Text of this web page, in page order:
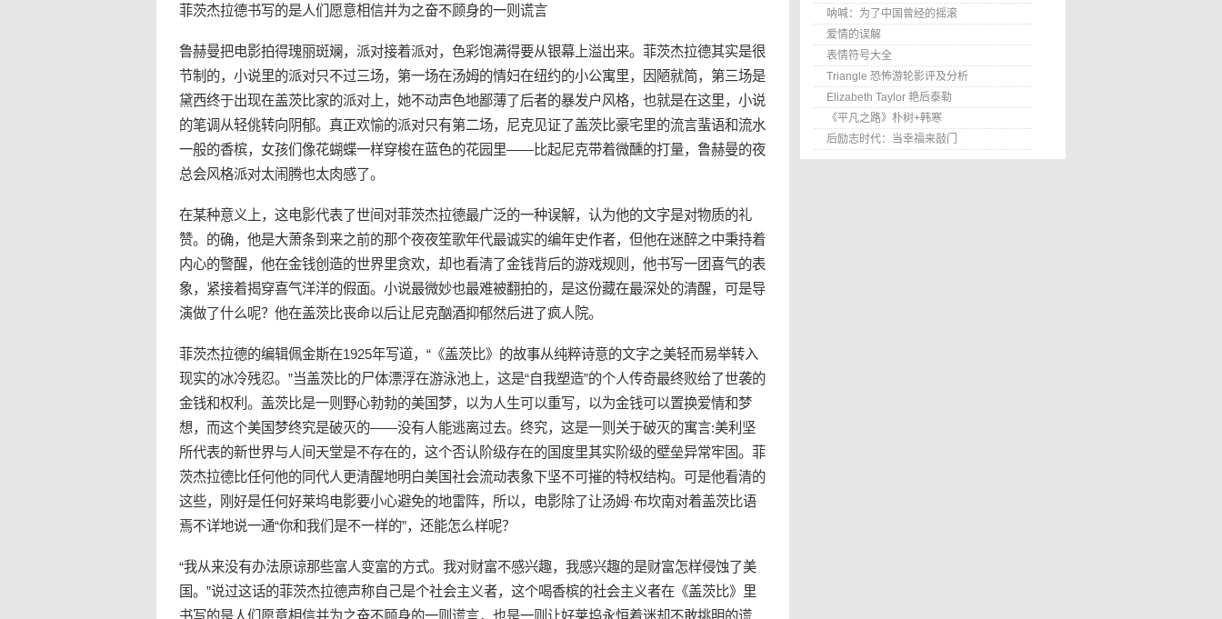
菲茨杰拉德书写的是人们愿意相信并为之奋不顾身的一则谎言
鲁赫曼把电影拍得瑰丽斑斓，派对接着派对，色彩饱满得要从银幕上溢出来。菲茨杰拉德其实是很
节制的，小说里的派对只不过三场，第一场在汤姆的情妇在纽约的小公寓里，因陋就简，第三场是
黛西终于出现在盖茨比家的派对上，她不动声色地鄙薄了后者的暴发户风格，也就是在这里，小说
的笔调从轻佻转向阴郁。真正欢愉的派对只有第二场，尼克见证了盖茨比豪宅里的流言蜚语和流水
一般的香槟，女孩们像花蝴蝶一样穿梭在蓝色的花园里——比起尼克带着微醺的打量，鲁赫曼的夜
总会风格派对太闹腾也太肉感了。
在某种意义上，这电影代表了世间对菲茨杰拉德最广泛的一种误解，认为他的文字是对物质的礼
赞。的确，他是大萧条到来之前的那个夜夜笙歌年代最诚实的编年史作者，但他在迷醉之中秉持着
内心的警醒，他在金钱创造的世界里贪欢，却也看清了金钱背后的游戏规则，他书写一团喜气的表
象，紧接着揭穿喜气洋洋的假面。小说最微妙也最难被翻拍的，是这份藏在最深处的清醒，可是导
演做了什么呢？他在盖茨比丧命以后让尼克酗酒抑郁然后进了疯人院。
菲茨杰拉德的编辑佩金斯在1925年写道，“《盖茨比》的故事从纯粹诗意的文字之美轻而易举转入
现实的冰冷残忍。”当盖茨比的尸体漂浮在游泳池上，这是“自我塑造”的个人传奇最终败给了世袭的
金钱和权利。盖茨比是一则野心勃勃的美国梦，以为人生可以重写，以为金钱可以置换爱情和梦
想，而这个美国梦终究是破灭的——没有人能逃离过去。终究，这是一则关于破灭的寓言:美利坚
所代表的新世界与人间天堂是不存在的，这个否认阶级存在的国度里其实阶级的壁垒异常牢固。菲
茨杰拉德比任何他的同代人更清醒地明白美国社会流动表象下坚不可摧的特权结构。可是他看清的
这些，刚好是任何好莱坞电影要小心避免的地雷阵，所以，电影除了让汤姆·布坎南对着盖茨比语
焉不详地说一通“你和我们是不一样的”，还能怎么样呢？
“我从来没有办法原谅那些富人变富的方式。我对财富不感兴趣，我感兴趣的是财富怎样侵蚀了美
国。”说过这话的菲茨杰拉德声称自己是个社会主义者，这个喝香槟的社会主义者在《盖茨比》里
呐喊：为了中国曾经的摇滚
爱情的误解
表情符号大全
Triangle 恐怖游轮影评及分析
Elizabeth Taylor 艳后泰勒
《平凡之路》朴树+韩寒
后励志时代：当幸福来敲门